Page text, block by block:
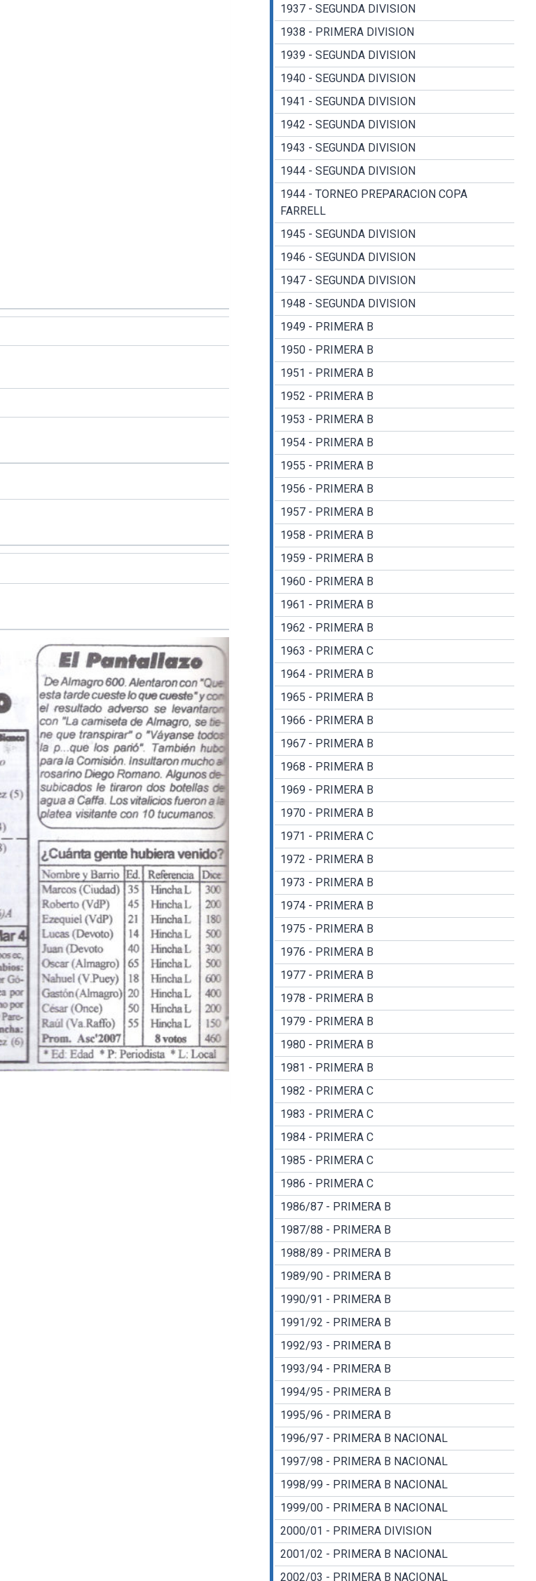
1937 - SEGUNDA DIVISION
1938 - PRIMERA DIVISION
1939 - SEGUNDA DIVISION
1940 - SEGUNDA DIVISION
1941 - SEGUNDA DIVISION
1942 - SEGUNDA DIVISION
1943 - SEGUNDA DIVISION
1944 - SEGUNDA DIVISION
1944 - TORNEO PREPARACION COPA
FARRELL
1945 - SEGUNDA DIVISION
1946 - SEGUNDA DIVISION
1947 - SEGUNDA DIVISION
1948 - SEGUNDA DIVISION
1949 - PRIMERA B
1950 - PRIMERA B
1951 - PRIMERA B
1952 - PRIMERA B
1953 - PRIMERA B
1954 - PRIMERA B
1955 - PRIMERA B
1956 - PRIMERA B
1957 - PRIMERA B
1958 - PRIMERA B
1959 - PRIMERA B
1960 - PRIMERA B
1961 - PRIMERA B
1962 - PRIMERA B
1963 - PRIMERA C
1964 - PRIMERA B
1965 - PRIMERA B
1966 - PRIMERA B
1967 - PRIMERA B
1968 - PRIMERA B
1969 - PRIMERA B
1970 - PRIMERA B
1971 - PRIMERA C
1972 - PRIMERA B
1973 - PRIMERA B
1974 - PRIMERA B
1975 - PRIMERA B
1976 - PRIMERA B
1977 - PRIMERA B
1978 - PRIMERA B
1979 - PRIMERA B
1980 - PRIMERA B
1981 - PRIMERA B
1982 - PRIMERA C
1983 - PRIMERA C
1984 - PRIMERA C
1985 - PRIMERA C
1986 - PRIMERA C
1986/87 - PRIMERA B
1987/88 - PRIMERA B
1988/89 - PRIMERA B
1989/90 - PRIMERA B
1990/91 - PRIMERA B
1991/92 - PRIMERA B
1992/93 - PRIMERA B
1993/94 - PRIMERA B
1994/95 - PRIMERA B
1995/96 - PRIMERA B
1996/97 - PRIMERA B NACIONAL
1997/98 - PRIMERA B NACIONAL
1998/99 - PRIMERA B NACIONAL
1999/00 - PRIMERA B NACIONAL
2000/01 - PRIMERA DIVISION
2001/02 - PRIMERA B NACIONAL
2002/03 - PRIMERA B NACIONAL